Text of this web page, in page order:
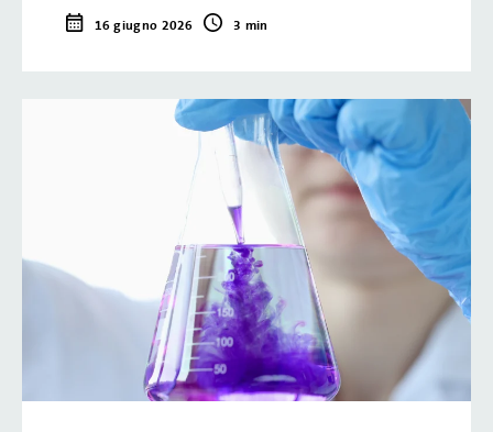
16 giugno 2026 3 min